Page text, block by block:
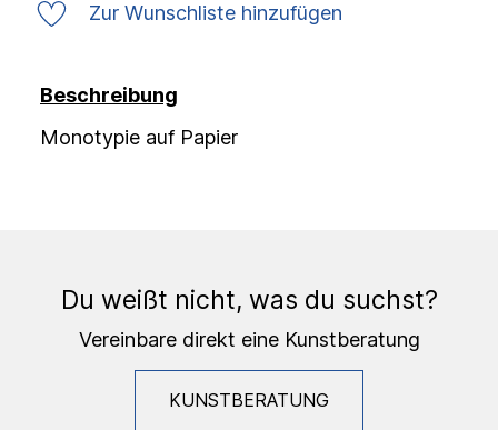
Zur Wunschliste hinzufügen
Beschreibung
Monotypie auf Papier
Du weißt nicht, was du suchst?
Vereinbare direkt eine Kunstberatung
KUNSTBERATUNG